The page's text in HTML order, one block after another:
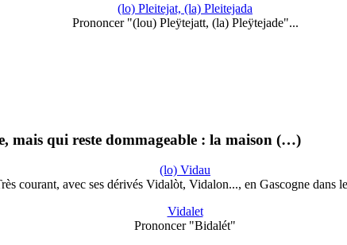
(lo) Pleitejat, (la) Pleitejada
Prononcer "(lou) Pleÿtejatt, (la) Pleÿtejade"...
mais qui reste dommageable : la maison (…)
(lo) Vidau
courant, avec ses dérivés Vidalòt, Vidalon..., en Gascogne dans
Vidalet
Prononcer "Bidalét"